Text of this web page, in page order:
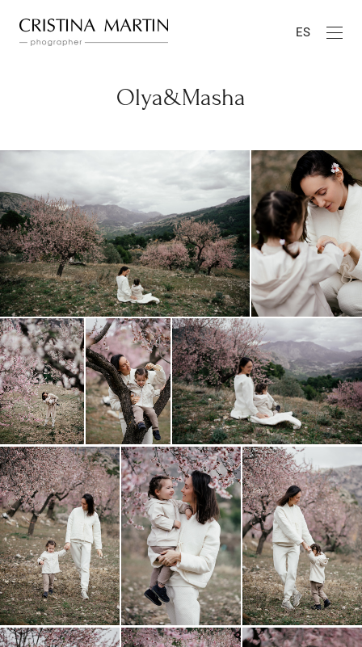
ES
Olya&Masha